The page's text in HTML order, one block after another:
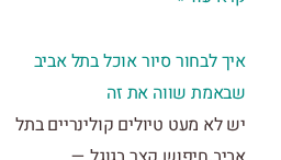
איך לבחור סיור אוכל בתל אביב
שבאמת שווה את זה
יש לא מעט טיולים קולינריים בתל